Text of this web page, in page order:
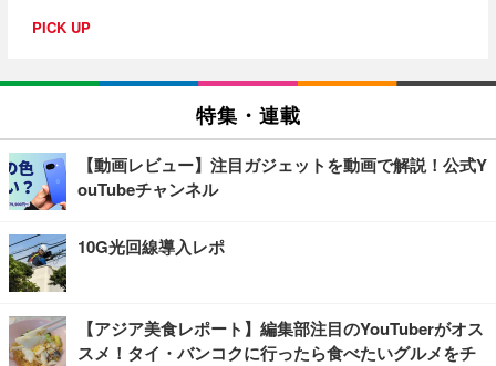
PICK UP
特集・連載
【動画レビュー】注目ガジェットを動画で解説！公式Y
ouTubeチャンネル
10G光回線導入レポ
【アジア美食レポート】編集部注目のYouTuberがオス
スメ！タイ・バンコクに行ったら食べたいグルメをチ